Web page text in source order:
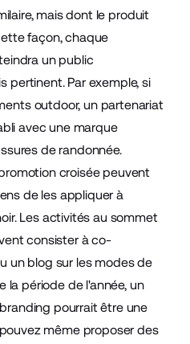
mais dont le produit
façon, chaque
un public
pertinent. Par exemple, si
outdoor, un partenariat
avec une marque
de randonnée.
croisée peuvent
de les appliquer à
Les activités au sommet
consister à co-
un blog sur les modes de
la période de l'année, un
pourrait être une
même proposer des